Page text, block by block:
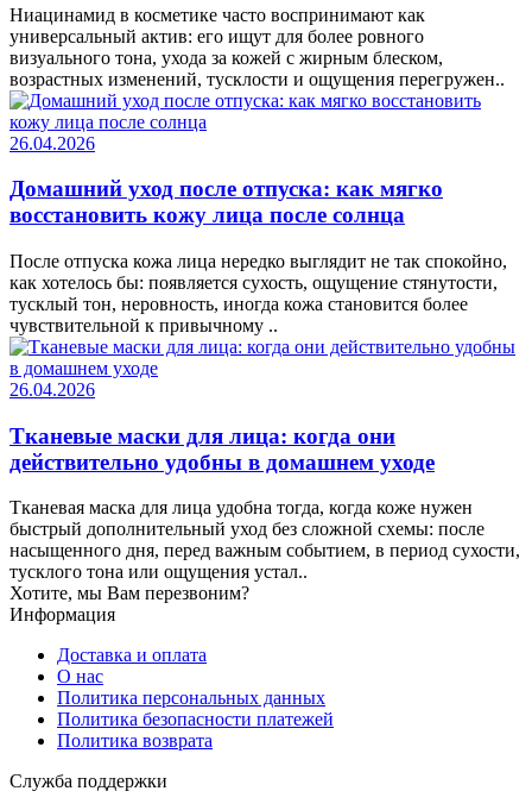
Ниацинамид в косметике часто воспринимают как
универсальный актив: его ищут для более ровного
визуального тона, ухода за кожей с жирным блеском,
возрастных изменений, тусклости и ощущения перегружен..
26.04.2026
Домашний уход после отпуска: как мягко
восстановить кожу лица после солнца
После отпуска кожа лица нередко выглядит не так спокойно,
как хотелось бы: появляется сухость, ощущение стянутости,
тусклый тон, неровность, иногда кожа становится более
чувствительной к привычному ..
26.04.2026
Тканевые маски для лица: когда они
действительно удобны в домашнем уходе
Тканевая маска для лица удобна тогда, когда коже нужен
быстрый дополнительный уход без сложной схемы: после
насыщенного дня, перед важным событием, в период сухости,
тусклого тона или ощущения устал..
Хотите, мы Вам перезвоним?
Информация
Доставка и оплата
О нас
Политика персональных данных
Политика безопасности платежей
Политика возврата
Служба поддержки